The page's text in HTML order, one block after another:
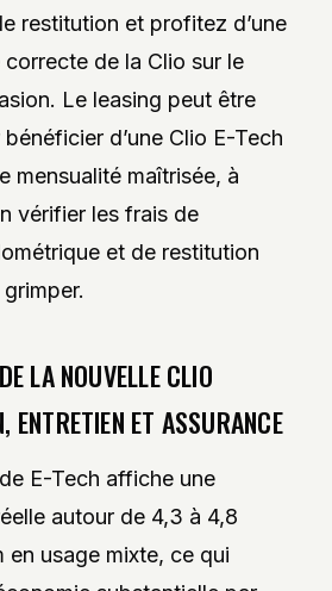
restitution et profitez d’une
de la Clio sur le
Le leasing peut être
d’une Clio E-Tech
mensualité maîtrisée, à
vérifier les frais de
et de restitution
LA NOUVELLE CLIO
ENTRETIEN ET ASSURANCE
E-Tech affiche une
autour de 4,3 à 4,8
en usage mixte, ce qui